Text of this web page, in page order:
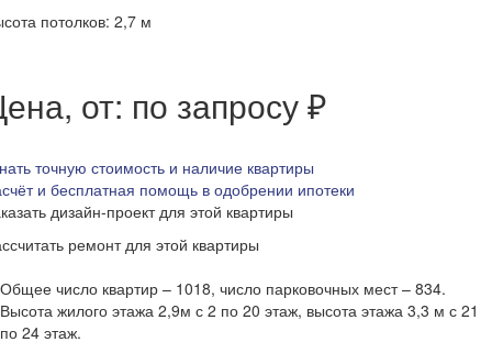
потолков: 2,7 м
от: по запросу ₽
точную стоимость и наличие квартиры
и бесплатная помощь в одобрении ипотеки
дизайн-проект для этой квартиры
ремонт для этой квартиры
Общее число квартир – 1018, число парковочных мест – 834.
Высота жилого этажа 2,9м с 2 по 20 этаж, высота этажа 3,3 м с 21
по 24 этаж.